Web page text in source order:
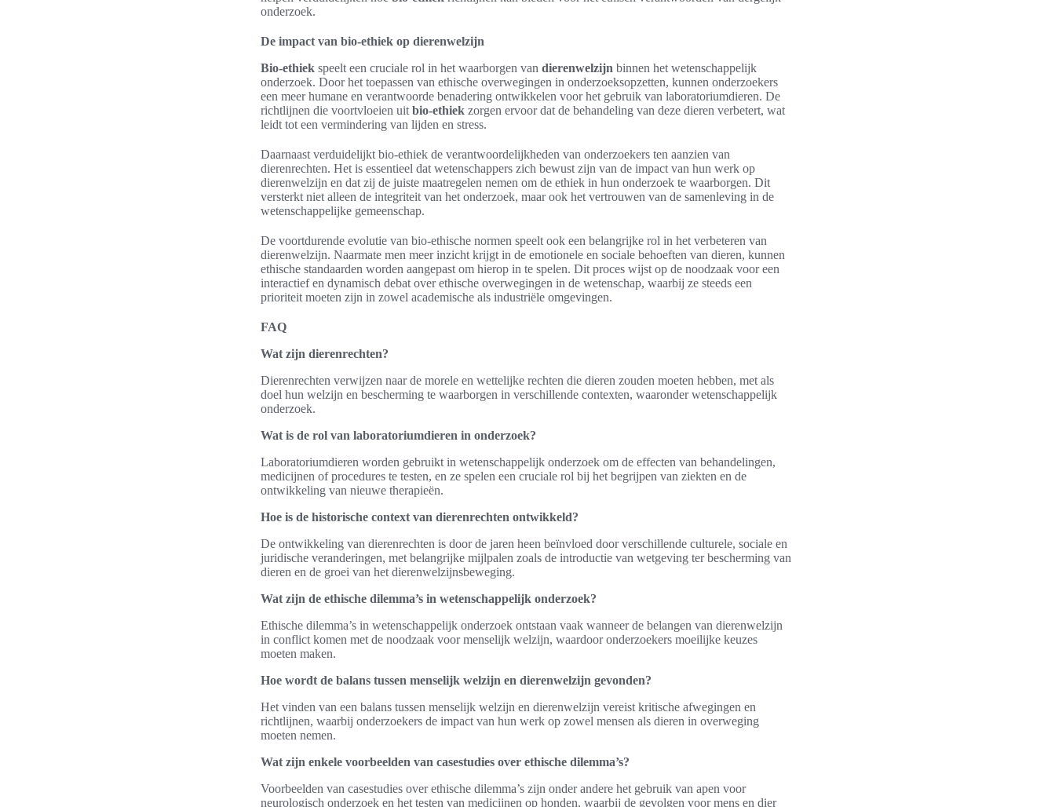
onderzoek.
De impact van bio-ethiek op dierenwelzijn
Bio-ethiek speelt een cruciale rol in het waarborgen van dierenwelzijn binnen het wetenschappelijk
onderzoek. Door het toepassen van ethische overwegingen in onderzoeksopzetten, kunnen onderzoekers
een meer humane en verantwoorde benadering ontwikkelen voor het gebruik van laboratoriumdieren. De
richtlijnen die voortvloeien uit bio-ethiek zorgen ervoor dat de behandeling van deze dieren verbetert, wat
leidt tot een vermindering van lijden en stress.
Daarnaast verduidelijkt bio-ethiek de verantwoordelijkheden van onderzoekers ten aanzien van
dierenrechten. Het is essentieel dat wetenschappers zich bewust zijn van de impact van hun werk op
dierenwelzijn en dat zij de juiste maatregelen nemen om de ethiek in hun onderzoek te waarborgen. Dit
versterkt niet alleen de integriteit van het onderzoek, maar ook het vertrouwen van de samenleving in de
wetenschappelijke gemeenschap.
De voortdurende evolutie van bio-ethische normen speelt ook een belangrijke rol in het verbeteren van
dierenwelzijn. Naarmate men meer inzicht krijgt in de emotionele en sociale behoeften van dieren, kunnen
ethische standaarden worden aangepast om hierop in te spelen. Dit proces wijst op de noodzaak voor een
interactief en dynamisch debat over ethische overwegingen in de wetenschap, waarbij ze steeds een
prioriteit moeten zijn in zowel academische als industriële omgevingen.
FAQ
Wat zijn dierenrechten?
Dierenrechten verwijzen naar de morele en wettelijke rechten die dieren zouden moeten hebben, met als
doel hun welzijn en bescherming te waarborgen in verschillende contexten, waaronder wetenschappelijk
onderzoek.
Wat is de rol van laboratoriumdieren in onderzoek?
Laboratoriumdieren worden gebruikt in wetenschappelijk onderzoek om de effecten van behandelingen,
medicijnen of procedures te testen, en ze spelen een cruciale rol bij het begrijpen van ziekten en de
ontwikkeling van nieuwe therapieën.
Hoe is de historische context van dierenrechten ontwikkeld?
De ontwikkeling van dierenrechten is door de jaren heen beïnvloed door verschillende culturele, sociale en
juridische veranderingen, met belangrijke mijlpalen zoals de introductie van wetgeving ter bescherming van
dieren en de groei van het dierenwelzijnsbeweging.
Wat zijn de ethische dilemma’s in wetenschappelijk onderzoek?
Ethische dilemma’s in wetenschappelijk onderzoek ontstaan vaak wanneer de belangen van dierenwelzijn
in conflict komen met de noodzaak voor menselijk welzijn, waardoor onderzoekers moeilijke keuzes
moeten maken.
Hoe wordt de balans tussen menselijk welzijn en dierenwelzijn gevonden?
Het vinden van een balans tussen menselijk welzijn en dierenwelzijn vereist kritische afwegingen en
richtlijnen, waarbij onderzoekers de impact van hun werk op zowel mensen als dieren in overweging
moeten nemen.
Wat zijn enkele voorbeelden van casestudies over ethische dilemma’s?
Voorbeelden van casestudies over ethische dilemma’s zijn onder andere het gebruik van apen voor
neurologisch onderzoek en het testen van medicijnen op honden, waarbij de gevolgen voor mens en dier